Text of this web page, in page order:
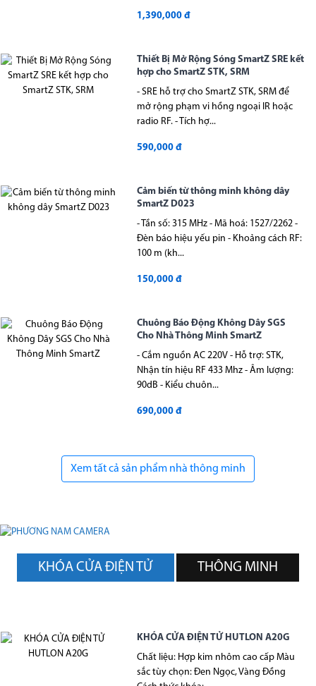
1,390,000 đ
Thiết Bị Mở Rộng Sóng SmartZ SRE kết
hợp cho SmartZ STK, SRM
- SRE hỗ trợ cho SmartZ STK, SRM để
mở rộng phạm vi hồng ngoại IR hoặc
radio RF. - Tích hợ...
590,000 đ
Cảm biến từ thông minh không dây
SmartZ D023
- Tần số: 315 MHz - Mã hoá: 1527/2262 -
Đèn báo hiệu yếu pin - Khoảng cách RF:
100 m (kh...
150,000 đ
Chuông Báo Động Không Dây SGS
Cho Nhà Thông Minh SmartZ
- Cắm nguồn AC 220V - Hỗ trợ: STK,
Nhận tín hiệu RF 433 Mhz - Âm lượng:
90dB - Kiểu chuôn...
690,000 đ
Xem tất cả sản phẩm nhà thông minh
KHÓA CỬA ĐIỆN TỬ THÔNG MINH
KHÓA CỬA ĐIỆN TỬ HUTLON A20G
Chất liệu: Hợp kim nhôm cao cấp Màu
sắc tùy chọn: Đen Ngọc, Vàng Đồng